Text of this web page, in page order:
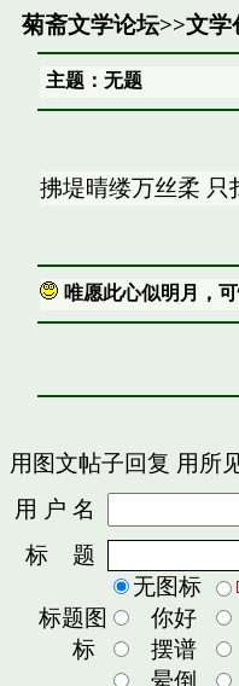
菊斋文学论坛>>文学
主题：无题
拂堤晴缕万丝柔 只
唯愿此心似明月，
用图文帖子回复 用所
用 户 名
标 题
标题图
标
无图标
你好
摆谱
晕倒